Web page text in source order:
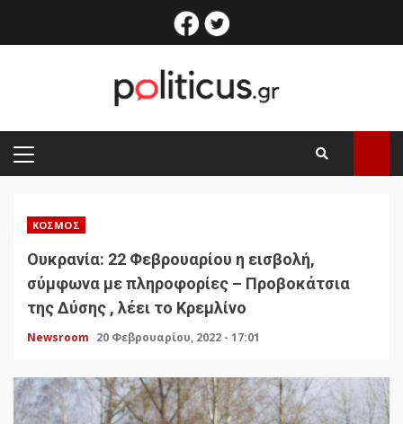
facebook
PRIMARY
MENU
ΚΌΣΜΟΣ
Ουκρανία: 22 Φεβρουαρίου η εισβολή,
σύμφωνα με πληροφορίες – Προβοκάτσια
της Δύσης , λέει το Κρεμλίνο
Newsroom 20 Φεβρουαρίου, 2022 - 17:01